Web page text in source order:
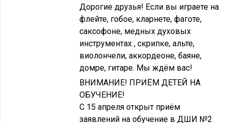
Дорогие друзья! Если вы играете на
флейте, гобое, кларнете, фаготе,
саксофоне, медных духовых
инструментах , скрипке, альте,
виолончели, аккордеоне, баяне,
домре, гитаре. Мы ждём вас!
ВНИМАНИЕ! ПРИЁМ ДЕТЕЙ НА
ОБУЧЕНИЕ!
С 15 апреля открыт приём
заявлений на обучение в ДШИ №2